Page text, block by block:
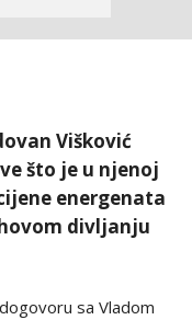
Višković
što je u njenoj
energenata
divljanju
sa Vladom